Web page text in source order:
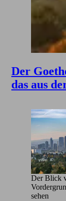
Der
das aus
Der Blick
sehen